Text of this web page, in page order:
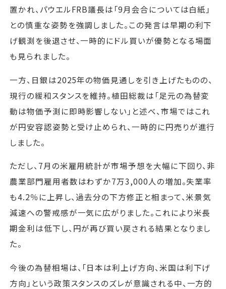
置かれ、パウエルFRB議長は「9月会合については白紙」
との慎重な姿勢を強調しました。この発言は早期の利下
げ観測を後退させ、一時的にドル買いが優勢となる場面
も見られました。
一方、日銀は2025年の物価見通しを引き上げたものの、
現行の緩和スタンスを維持。植田総裁は「足元の為替変
動は物価予測に即時影響しない」と述べ、市場ではこれ
が円安容認姿勢と受け止められ、一時的に円売りが進行
しました。
ただし、7月の米雇用統計が市場予想を大幅に下回り、非
農業部門雇用者数はわずか7万3,000人の増加。失業率
も4.2％に上昇し、過去分の下方修正と相まって、米景気
減速への警戒感が一気に広がりました。これにより米長
期金利は低下し、円が再び買い戻される結果となりまし
た。
今後の為替相場は、「日本は利上げ方向、米国は利下げ
方向」という政策スタンスのズレが意識される中、一方的